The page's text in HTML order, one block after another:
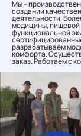
Мы –
создании
деятельности.
медицины, пищевой
функциональной
разрабатываем
комфорта.
заказ. Работаем с